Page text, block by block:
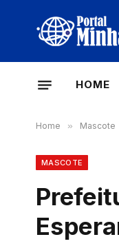
HOME
Home » Mascote
MASCOTE